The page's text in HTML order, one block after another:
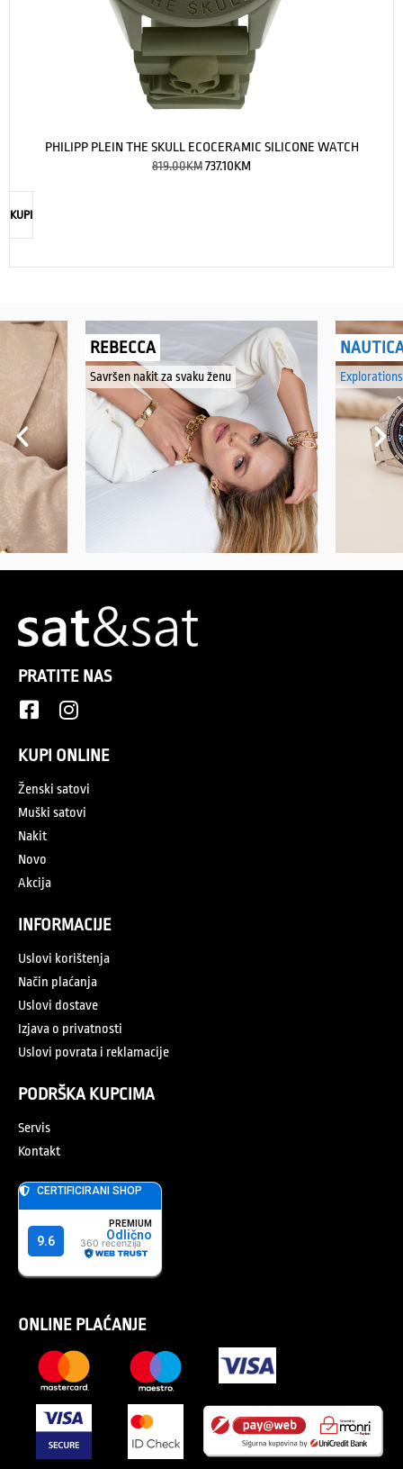
PHILIPP PLEIN THE SKULL ECOCERAMIC SILICONE WATCH
819.00KM737.10KM
KUPI
REBECCA
Savršen nakit za svaku ženu
PRATITE NAS
KUPI ONLINE
Ženski satovi
Muški satovi
Nakit
Novo
Akcija
INFORMACIJE
Uslovi korištenja
Način plaćanja
Uslovi dostave
Izjava o privatnosti
Uslovi povrata i reklamacije
PODRŠKA KUPCIMA
Servis
Kontakt
ONLINE PLAĆANJE